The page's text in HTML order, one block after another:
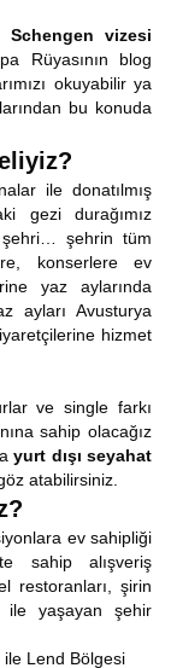
Schengen vizesi
Rüyasının blog
okuyabilir ya
bu konuda
ile donatılmış
gezi durağımız
şehri… şehrin tüm
konserlere ev
yaz aylarında
ayları Avusturya
hizmet
ve single farkı
sahip olacağız
yurt dışı seyahat
atabilirsiniz.
ev sahipliği
sahip alışveriş
restoranları, şirin
ile yaşayan şehir
Lend Bölgesi